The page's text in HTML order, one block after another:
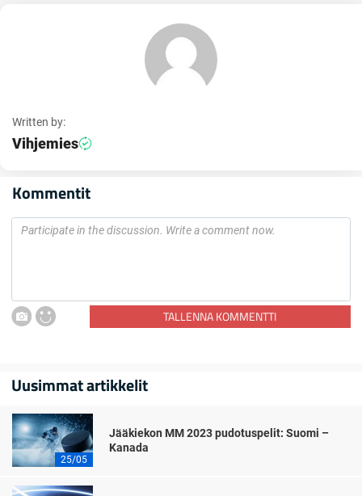
Written by:
Vihjemies
Kommentit
TALLENNA KOMMENTTI
Uusimmat artikkelit
25/05
Jääkiekon MM 2023 pudotuspelit: Suomi –
Kanada